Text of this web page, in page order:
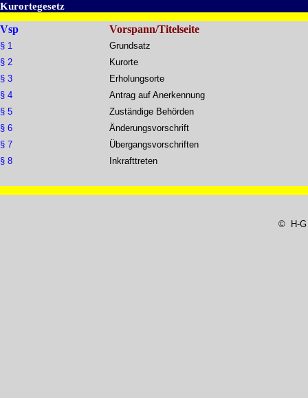
Kurortegesetz
Vsp Vorspann/Titelseite
§ 1
§ 2
§ 3
§ 4
§ 5
§ 6
§ 7
§ 8
Grundsatz
Kurorte
Erholungsorte
Antrag auf Anerkennung
Zuständige Behörden
Änderungsvorschrift
Übergangsvorschriften
Inkrafttreten
© H-G